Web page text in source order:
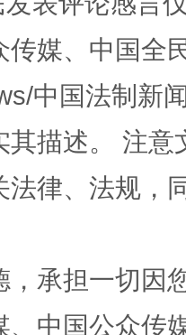
上场
幕 规模
传媒、中国全
中国法制新
其描述。 注
法律、法规，
，承担一切因
、中国公众传